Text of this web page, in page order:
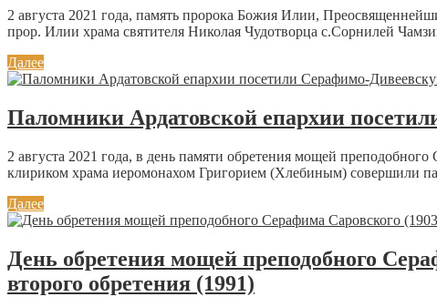
2 августа 2021 года, память пророка Божия Илии,
прор. Илии храма святителя Николая Чудотворца с.Сорнилей
Далее
Паломники Ардатовской епархии
2 августа 2021 года, в день памяти обретения мощей
клириком храма иеромонахом Григорием (Хлебиным) совершили
Далее
День обретения мощей преподобного
второго обретения (1991)